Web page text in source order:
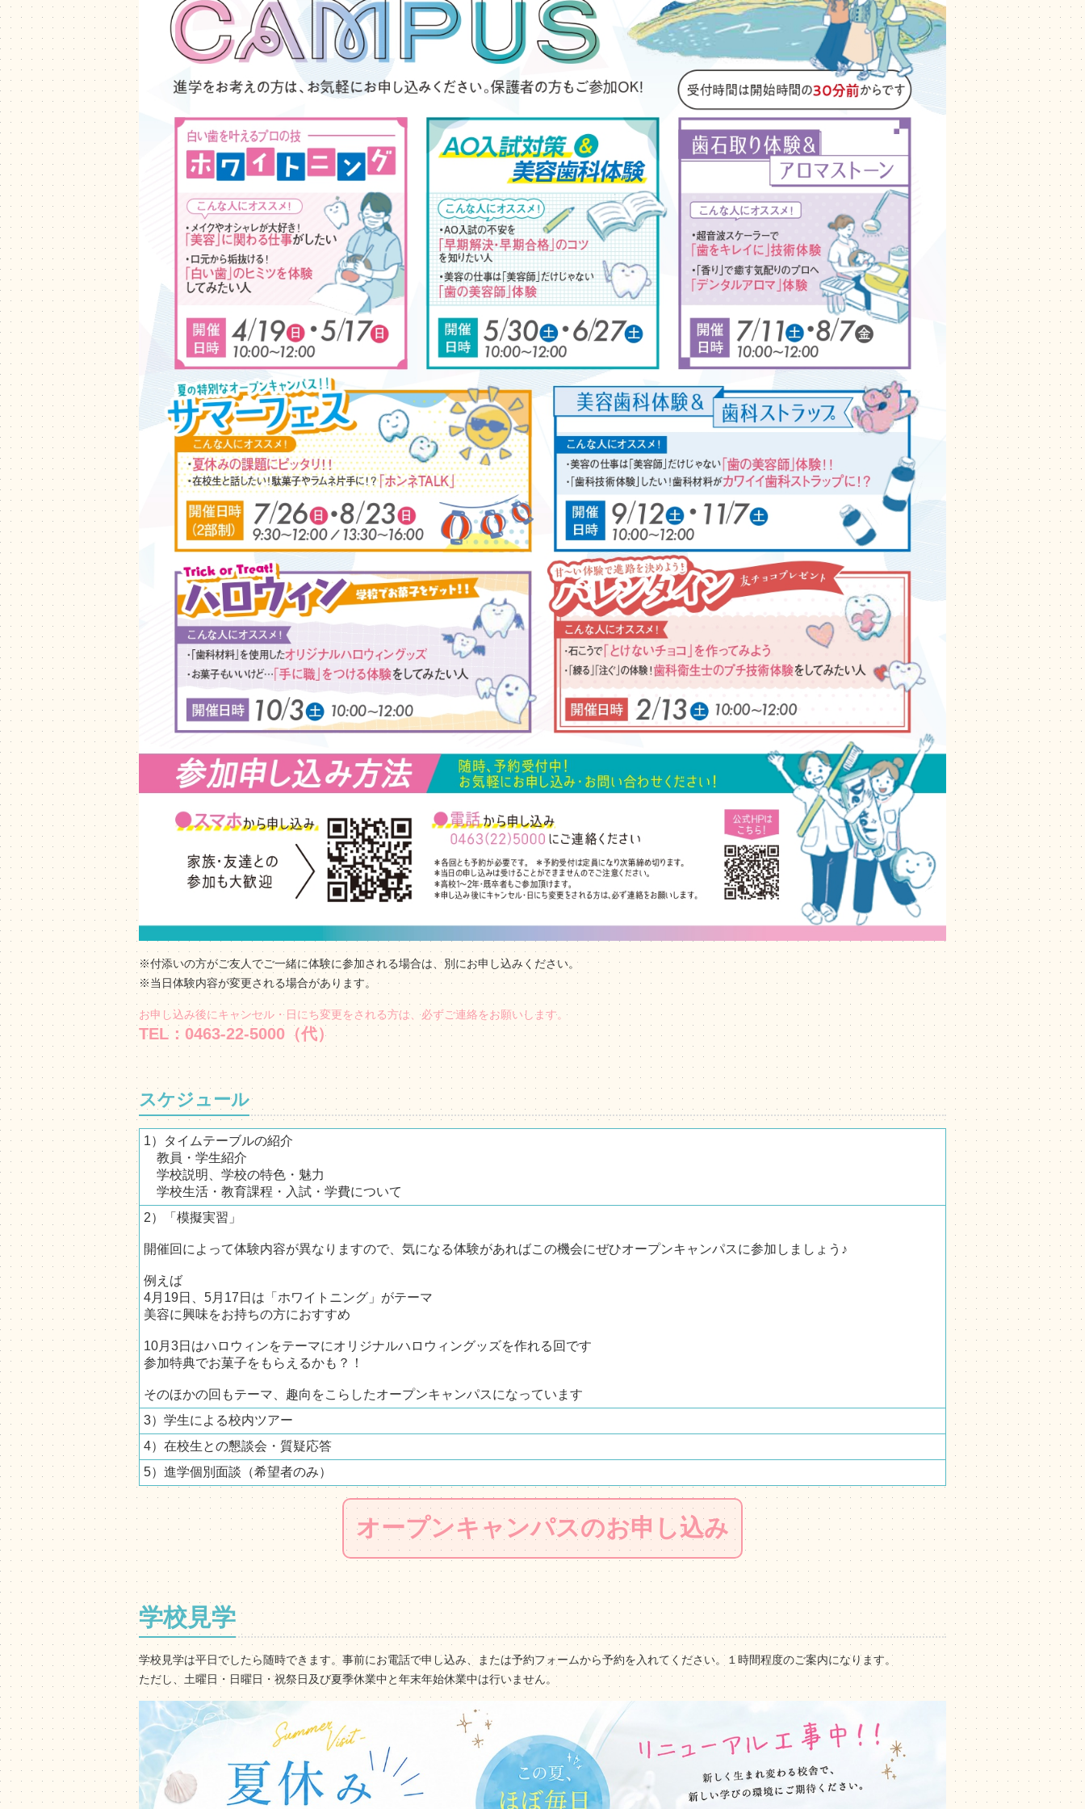
※付添いの方がご友人でご一緒に体験に参加される場合は、別にお申し込みください。
※当日体験内容が変更される場合があります。
お申し込み後にキャンセル・日にち変更をされる方は、必ずご連絡をお願いします。
TEL：0463-22-5000（代）
スケジュール
1）タイムテーブルの紹介
教員・学生紹介
学校説明、学校の特色・魅力
学校生活・教育課程・入試・学費について
2）「模擬実習」
開催回によって体験内容が異なりますので、気になる体験があればこの機会にぜひオープンキャンパスに参加しましょう♪
例えば
4月19日、5月17日は「ホワイトニング」がテーマ
美容に興味をお持ちの方におすすめ
10月3日はハロウィンをテーマにオリジナルハロウィングッズを作れる回です
参加特典でお菓子をもらえるかも？！
そのほかの回もテーマ、趣向をこらしたオープンキャンパスになっています
3）学生による校内ツアー
4）在校生との懇談会・質疑応答
5）進学個別面談（希望者のみ）
オープンキャンパスのお申し込み
学校見学
学校見学は平日でしたら随時できます。事前にお電話で申し込み、または予約フォームから予約を入れてください。１時間程度のご案内になります。
ただし、土曜日・日曜日・祝祭日及び夏季休業中と年末年始休業中は行いません。